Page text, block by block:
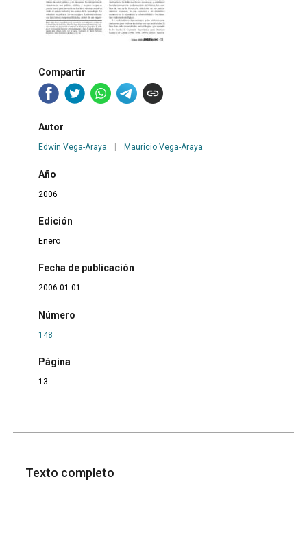
Compartir
Autor
Edwin Vega-Araya Mauricio Vega-Araya
Año
2006
Edición
Enero
Fecha de publicación
2006-01-01
Número
148
Página
13
Texto completo